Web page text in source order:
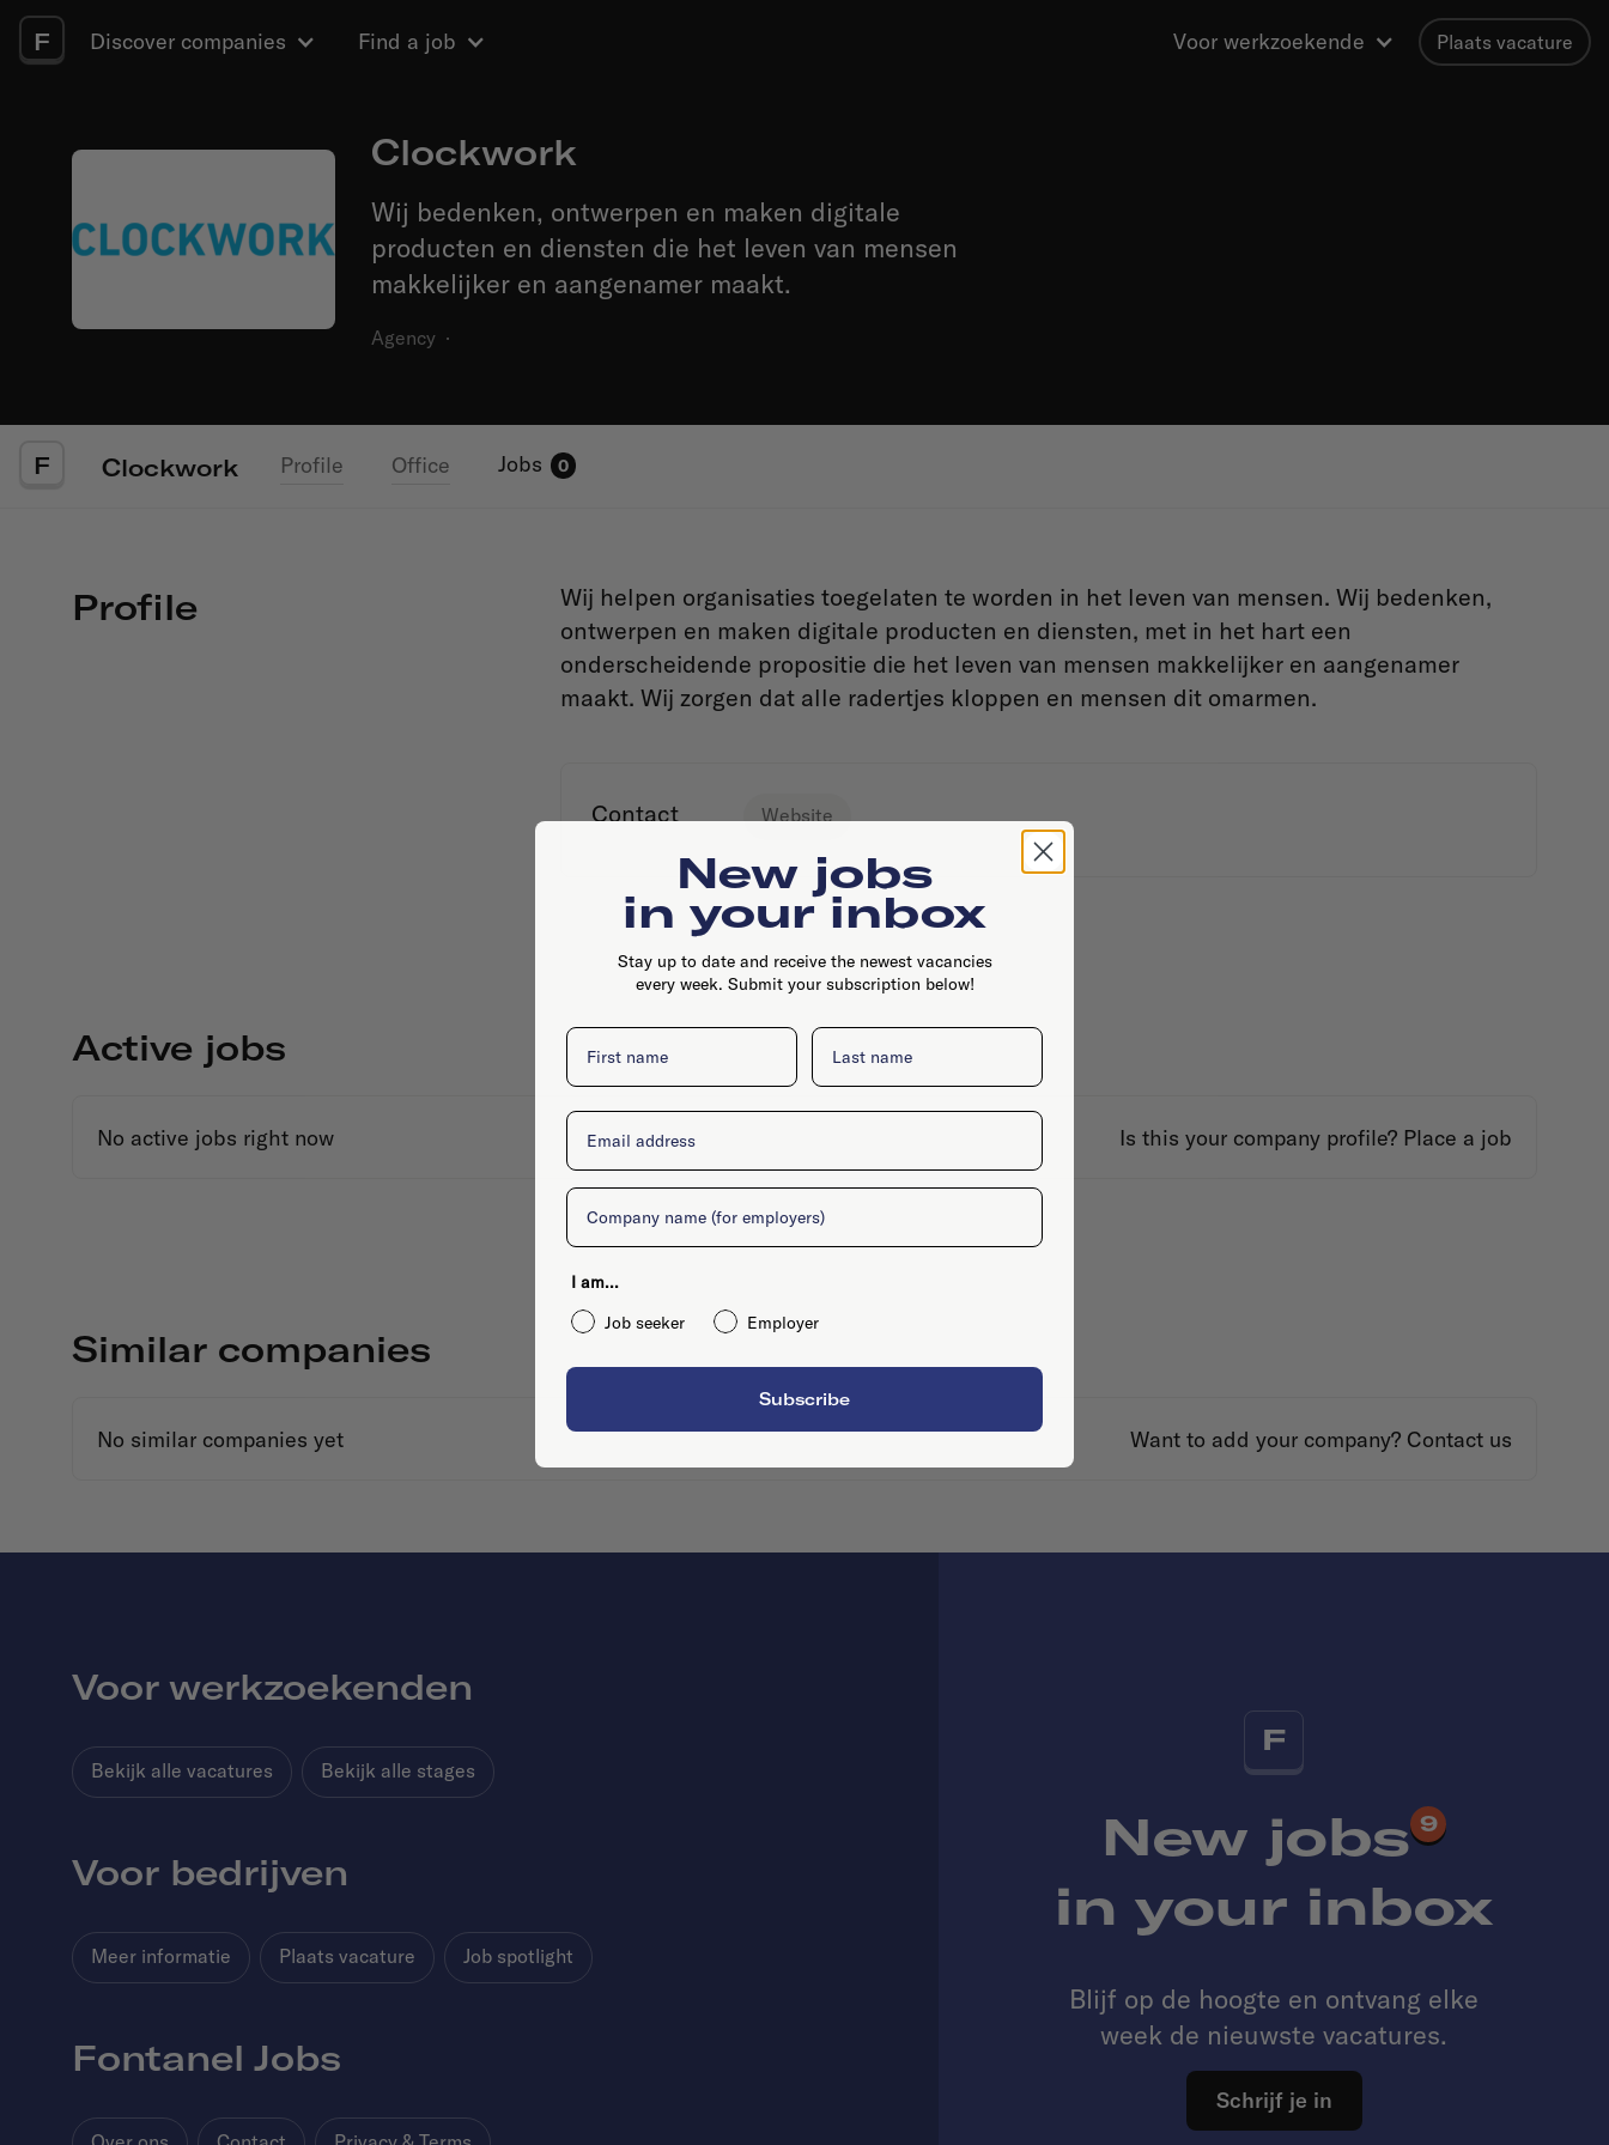
F Discover companies Find a job Voor werkzoekende Plaats vacature
Clockwork
Wij bedenken, ontwerpen en maken digitale
producten en diensten die het leven van mensen
makkelijker en aangenamer maakt.
Agency ·
F Clockwork Profile Office Jobs 0
Profile
Wij helpen organisaties toegelaten te worden in het leven van mensen. Wij bedenken,
ontwerpen en maken digitale producten en diensten, met in het hart een
onderscheidende propositie die het leven van mensen makkelijker en aangenamer
maakt. Wij zorgen dat alle radertjes kloppen en mensen dit omarmen.
Contact Website
Active jobs
No active jobs right now Is this your company profile? Place a job
Similar companies
No similar companies yet Want to add your company? Contact us
F
New jobs 9
in your inbox
Blijf op de hoogte en ontvang elke
week de nieuwste vacatures.
Schrijf je in
Voor werkzoekenden
Bekijk alle vacatures Bekijk alle stages
Voor bedrijven
Meer informatie Plaats vacature Job spotlight
Fontanel Jobs
New jobs
in your inbox
Stay up to date and receive the newest vacancies
every week. Submit your subscription below!
First name Last name
Email
Company
I am...
Job seeker
Employer
Subscribe